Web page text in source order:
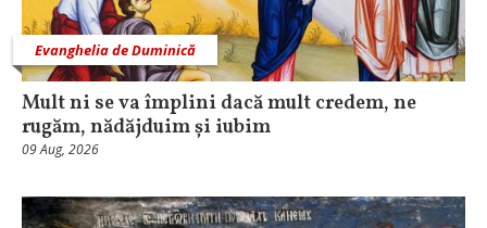
Evanghelia de Duminică
Mult ni se va împlini dacă mult credem, ne
rugăm, nădăjduim și iubim
09 Aug, 2026